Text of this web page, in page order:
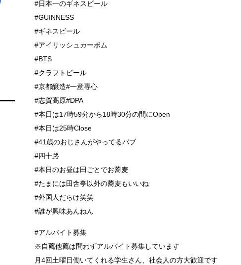
#日本一のギネスビール
#GUINNESS
#ギネスビール
#アイリッシュカーボム
#BTS
#クラフトビール
#京都醸造#一意専心
#志賀高原#DPA
#本日は17時59分から18時30分の間にOpen
#本日は25時Close
#41歳のおじさんがやってるパブ
#四十路
#本日のお昼は田ごとでお蕎麦
#たまには田舎亭以外の蕎麦もいいね
#外国人だらけ笑笑
#誰が興味あんねん
#アルバイト募集
※自薦他薦は問わずアルバイト募集しています
月4回土曜日働いてくれる学生さん、社会人の方大歓迎です